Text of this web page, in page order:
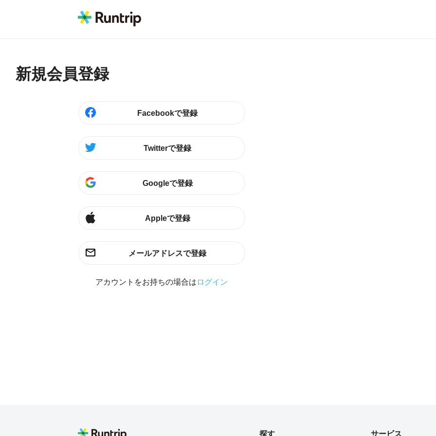
新規会員登録
Facebookで登録
Twitterで登録
Googleで登録
Appleで登録
メールアドレスで登録
アカウントをお持ちの場合は ログイン
探す サービス